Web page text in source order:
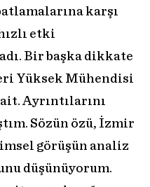
karşı
etki
Bir başka dikkate
Yüksek Mühendisi
Ayrıntılarını
Sözün özü, İzmir
görüşün analiz
düşünüyorum.